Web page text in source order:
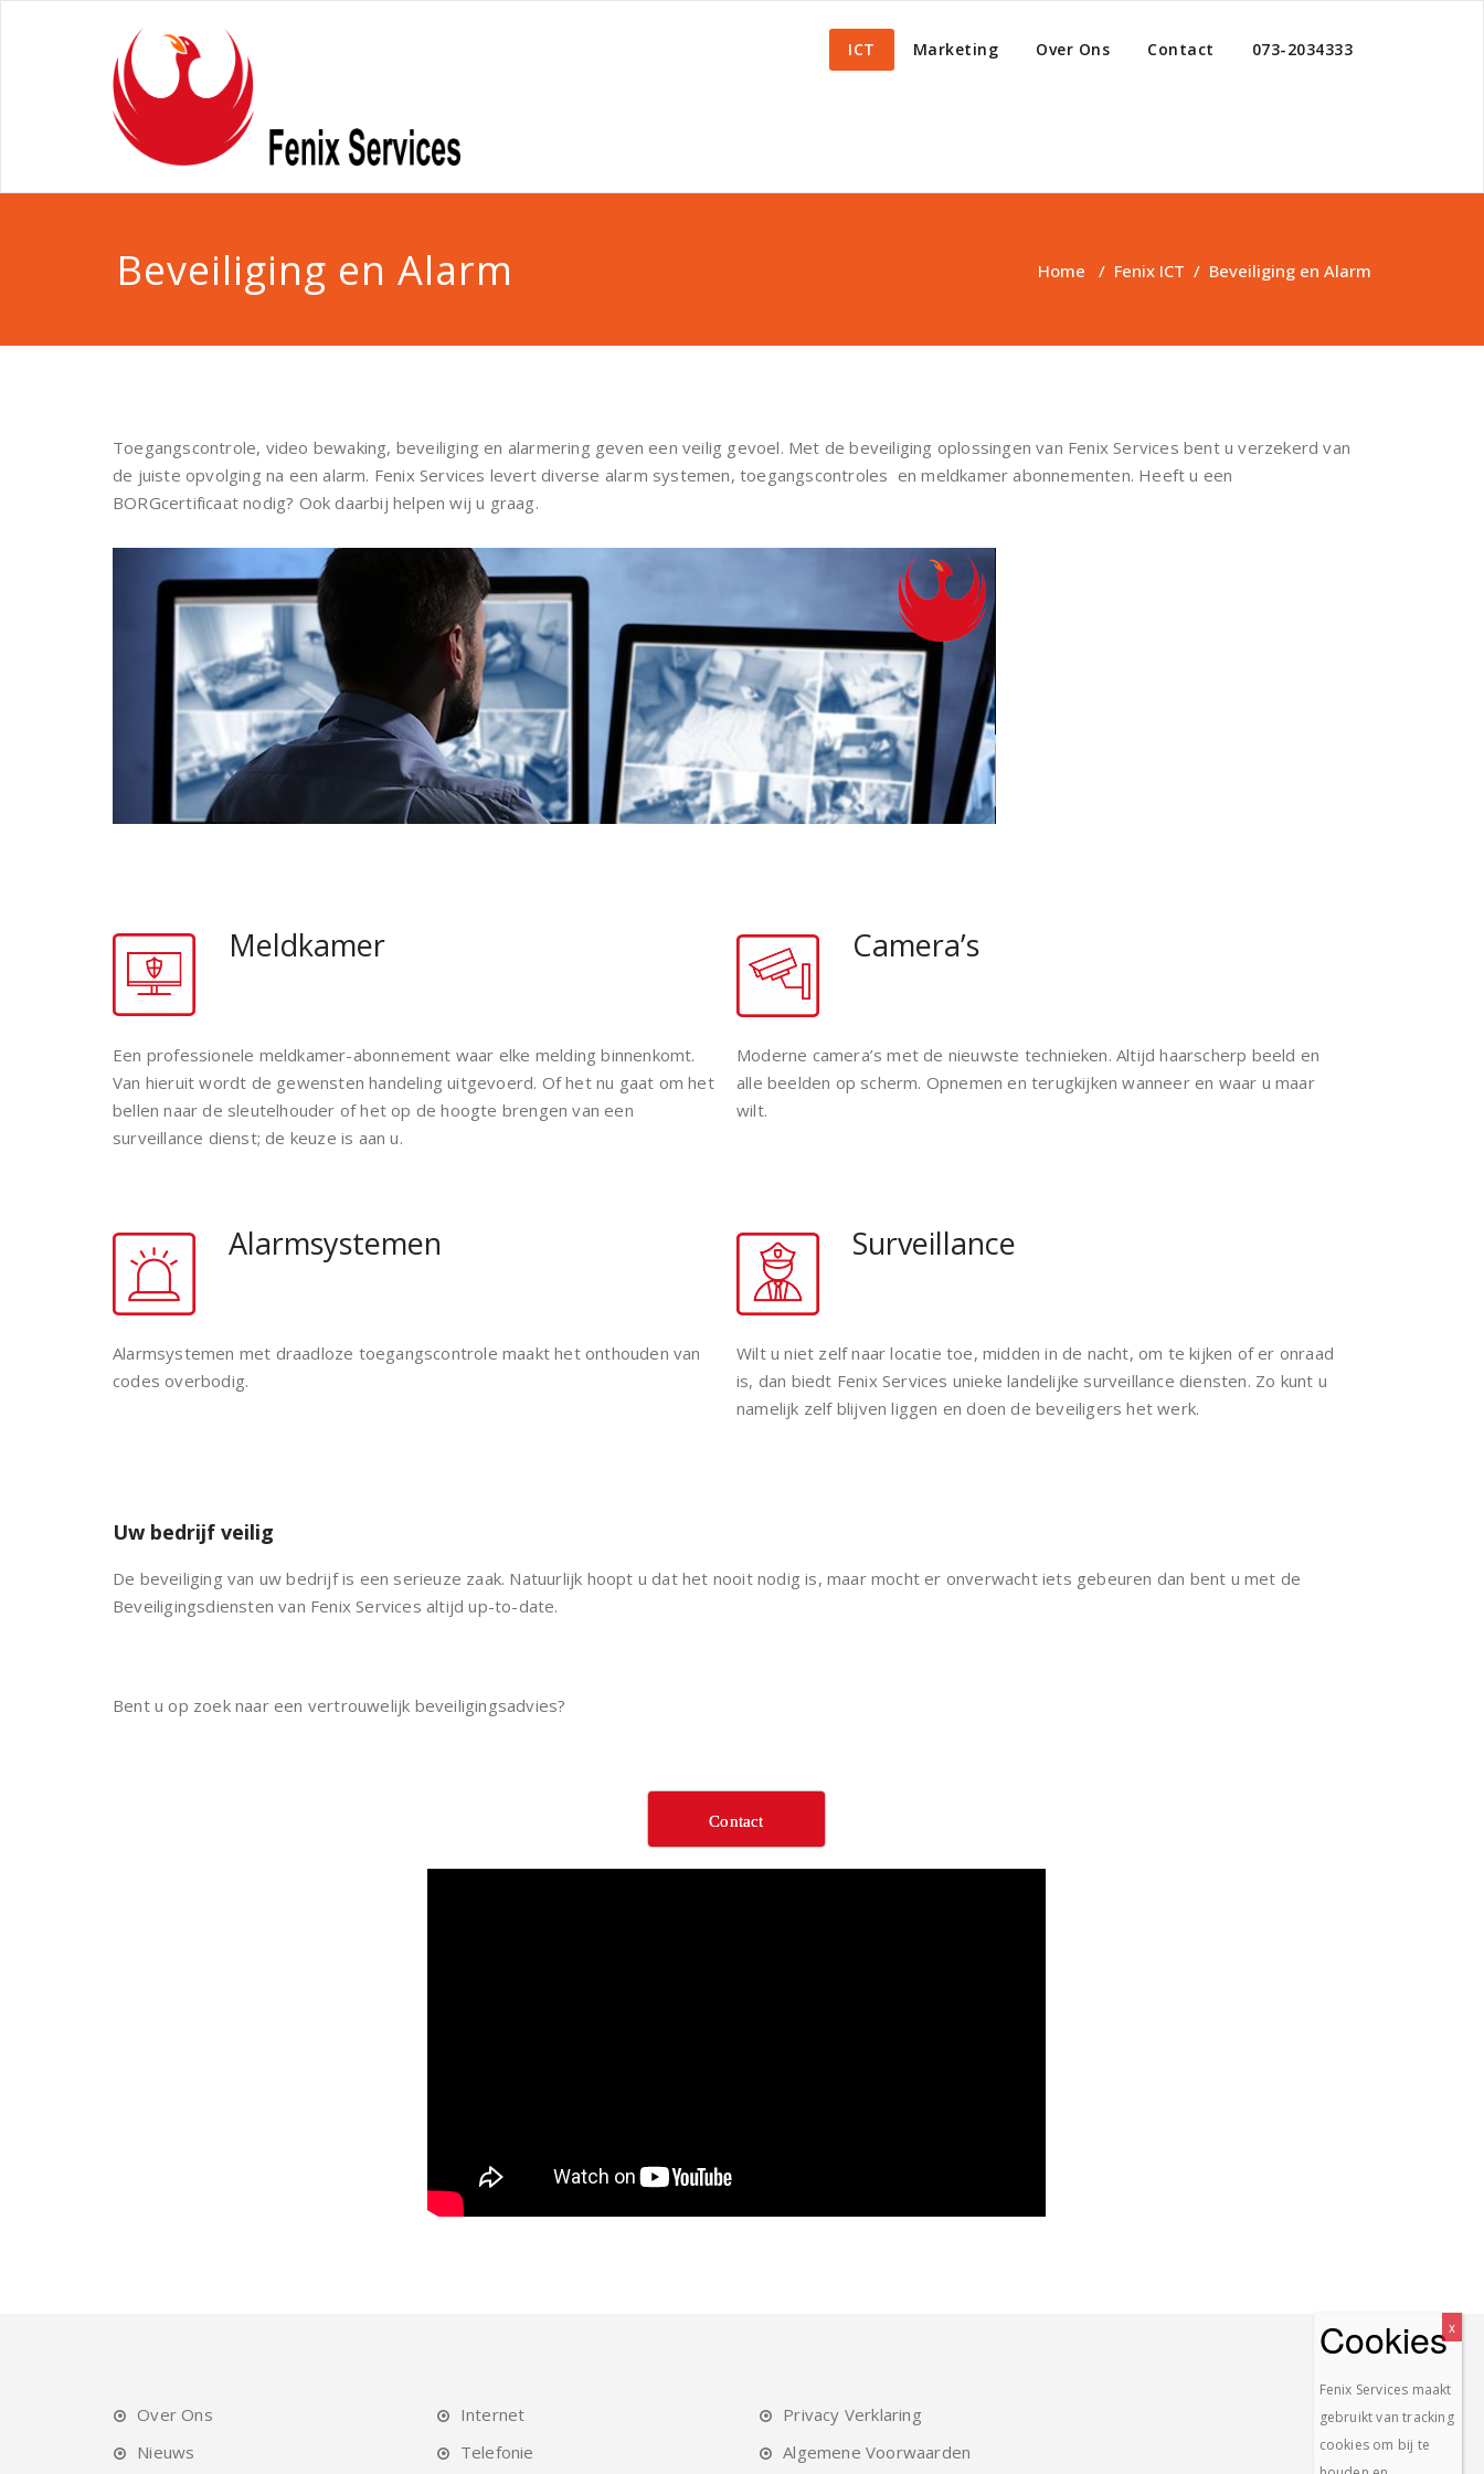
ICT Marketing Over Ons Contact 073-2034333
Beveiliging en Alarm Home / Fenix ICT / Beveiliging en Alarm
Toegangscontrole, video bewaking, beveiliging en alarmering geven een veilig gevoel. Met de beveiliging oplossingen van Fenix Services bent u verzekerd van
de juiste opvolging na een alarm. Fenix Services levert diverse alarm systemen, toegangscontroles en meldkamer abonnementen. Heeft u een
BORGcertificaat nodig? Ook daarbij helpen wij u graag.
Meldkamer
Een professionele meldkamer-abonnement waar elke melding binnenkomt.
Van hieruit wordt de gewensten handeling uitgevoerd. Of het nu gaat om het
bellen naar de sleutelhouder of het op de hoogte brengen van een
surveillance dienst; de keuze is aan u.
Camera’s
Moderne camera’s met de nieuwste technieken. Altijd haarscherp beeld en
alle beelden op scherm. Opnemen en terugkijken wanneer en waar u maar
wilt.
Alarmsystemen
Alarmsystemen met draadloze toegangscontrole maakt het onthouden van
codes overbodig.
Surveillance
Wilt u niet zelf naar locatie toe, midden in de nacht, om te kijken of er onraad
is, dan biedt Fenix Services unieke landelijke surveillance diensten. Zo kunt u
namelijk zelf blijven liggen en doen de beveiligers het werk.
Uw bedrijf veilig
De beveiliging van uw bedrijf is een serieuze zaak. Natuurlijk hoopt u dat het nooit nodig is, maar mocht er onverwacht iets gebeuren dan bent u met de
Beveiligingsdiensten van Fenix Services altijd up-to-date.
Bent u op zoek naar een vertrouwelijk beveiligingsadvies?
Contact
Over Ons
Nieuws
Internet
Telefonie
Privacy Verklaring
Algemene Voorwaarden
Fenix Services maakt
gebruikt van tracking
cookies om bij te